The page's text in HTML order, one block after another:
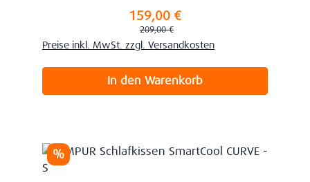
159,00 €
Regulärer Preis:
209,00 €
Preise inkl. MwSt. zzgl. Versandkosten
In den Warenkorb
Rabatt
%